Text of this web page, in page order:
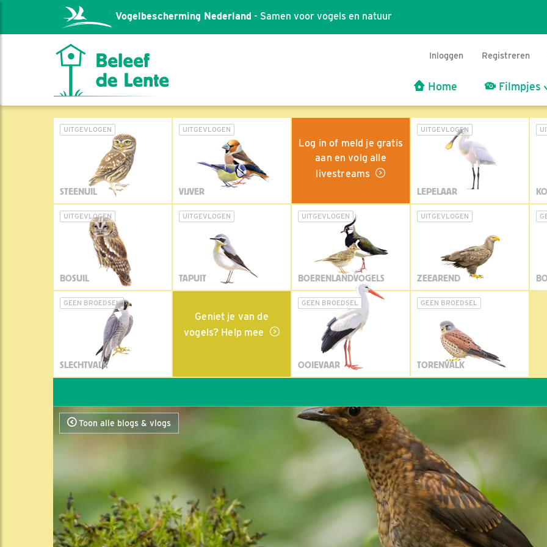
Vogelbescherming Nederland - Samen voor vogels en natuur
Inloggen Registreren
Home Filmpjes
UITGEVLOGEN
STEENUIL
UITGEVLOGEN
VIJVER
Log in of meld je gratis
aan en volg alle
livestreams
UITGEVLOGEN
LEPELAAR
UITGEVLOGEN
BOSUIL
UITGEVLOGEN
TAPUIT
UITGEVLOGEN
BOERENLANDVOGELS
UITGEVLOGEN
ZEEAREND
GEEN BROEDSEL
SLECHTVALK
Geniet je van de
vogels? Help mee
GEEN BROEDSEL
OOIEVAAR
GEEN BROEDSEL
TORENVALK
Toon alle blogs & vlogs